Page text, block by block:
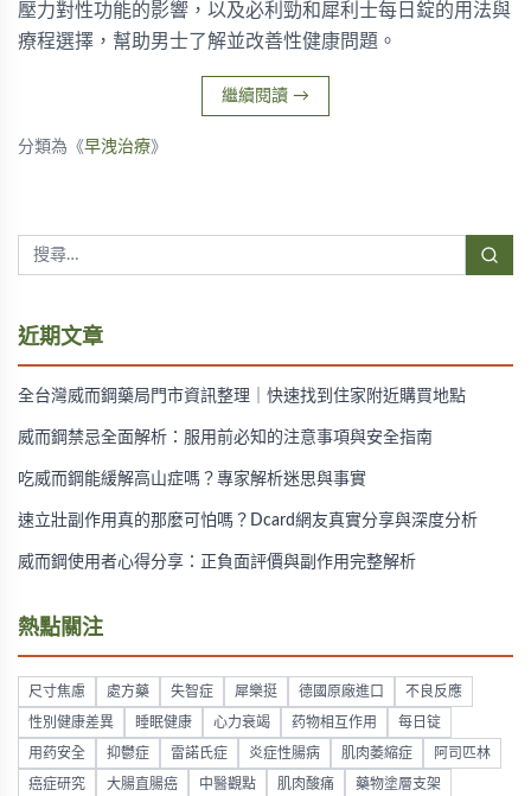
壓力對性功能的影響，以及必利勁和犀利士每日錠的用法與
療程選擇，幫助男士了解並改善性健康問題。
繼續閱讀 →
分類為《早洩治療》
近期文章
全台灣威而鋼藥局門市資訊整理｜快速找到住家附近購買地點
威而鋼禁忌全面解析：服用前必知的注意事項與安全指南
吃威而鋼能緩解高山症嗎？專家解析迷思與事實
速立壯副作用真的那麼可怕嗎？Dcard網友真實分享與深度分析
威而鋼使用者心得分享：正負面評價與副作用完整解析
熱點關注
尺寸焦慮 處方藥 失智症 犀樂挺 德國原廠進口 不良反應
性別健康差異 睡眠健康 心力衰竭 药物相互作用 每日锭
用药安全 抑鬱症 雷諾氏症 炎症性腸病 肌肉萎縮症 阿司匹林
癌症研究 大腸直腸癌 中醫觀點 肌肉酸痛 藥物塗層支架